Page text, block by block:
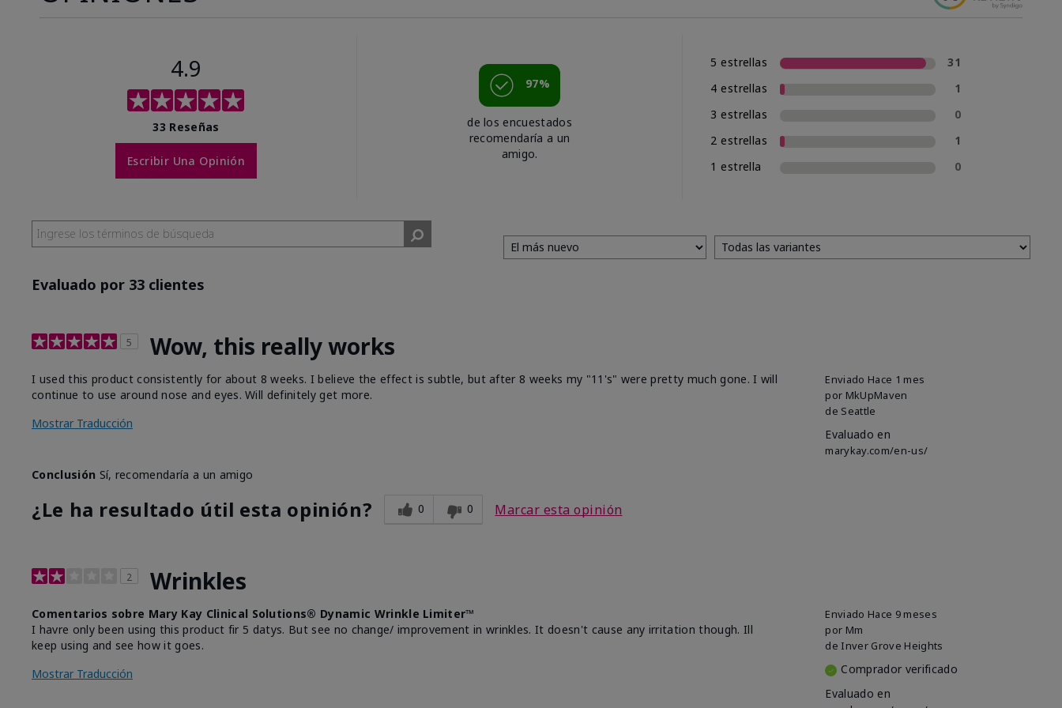
4.9
33 Reseñas
Escribir Una Opinión
97%
de los encuestados
recomendaría a un
amigo.
5 estrellas
31
4 estrellas
1
3 estrellas
0
2 estrellas
1
1 estrella
0
Evaluado por 33 clientes
5 Wow, this really works
Enviado Hace 1 mes
por MkUpMaven
de Seattle
Evaluado en
marykay.com/en-us/
I used this product consistently for about 8 weeks. I believe the effect is subtle, but after 8 weeks my "11's" were pretty much gone. I will
continue to use around nose and eyes. Will definitely get more.
Mostrar Traducción
Conclusión Sí, recomendaría a un amigo
¿Le ha resultado útil esta opinión? 0 0 Marcar esta opinión
2 Wrinkles
Enviado Hace 9 meses
por Mm
de Inver Grove Heights
Comprador verificado
Evaluado en
Comentarios sobre Mary Kay Clinical Solutions® Dynamic Wrinkle Limiter™
I havre only been using this product fir 5 datys. But see no change/ improvement in wrinkles. It doesn't cause any irritation though. Ill
keep using and see how it goes.
Mostrar Traducción